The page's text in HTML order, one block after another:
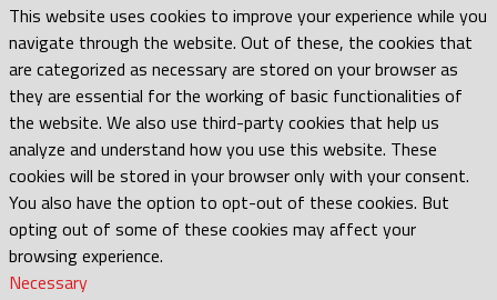
This website uses cookies to improve your experience while you
navigate through the website. Out of these, the cookies that
are categorized as necessary are stored on your browser as
they are essential for the working of basic functionalities of
the website. We also use third-party cookies that help us
analyze and understand how you use this website. These
cookies will be stored in your browser only with your consent.
You also have the option to opt-out of these cookies. But
opting out of some of these cookies may affect your
browsing experience.
Necessary